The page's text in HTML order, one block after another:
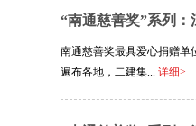
“南通慈善奖”系列
南通慈善奖最具爱心捐赠
遍布各地，二建集... 详细>